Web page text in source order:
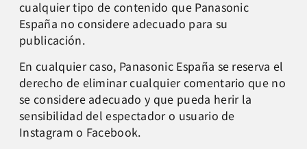
cualquier tipo de contenido que Panasonic
España no considere adecuado para su
publicación.
En cualquier caso, Panasonic España se reserva el
derecho de eliminar cualquier comentario que no
se considere adecuado y que pueda herir la
sensibilidad del espectador o usuario de
Instagram o Facebook.